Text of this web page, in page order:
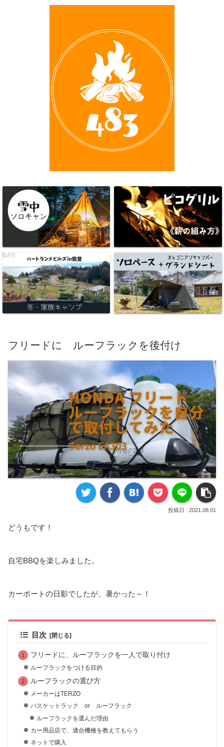
フリードに ルーフラックを後付け
2021.08.01
どうもです！
自宅BBQを楽しみました。
カーポートの日影でしたが、暑かった～！
目次
フリードに、ルーフラックを一人で取り付け
ルーフラックをつける目的
ルーフラックの選び方
メーカーはTERZO
バスケットラック or ルーフラック
ルーフラックを選んだ理由
カー用品店で、適合機種を教えてもらう
ネットで購入